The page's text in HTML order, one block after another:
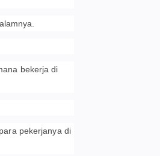
bekerja di
pekerjanya di